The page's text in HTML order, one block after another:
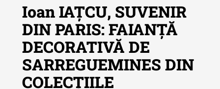
Revista "Cercetări istorice"
Revista "Cercetări istorice" - XLIV
- 2025
Ioan IAȚCU, SUVENIR
DIN PARIS: FAIANȚĂ
DECORATIVĂ DE
SARREGUEMINES DIN
COLECȚIILE